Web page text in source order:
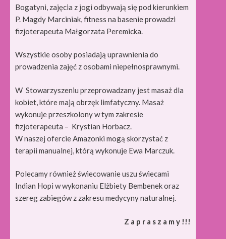
Bogatyni, zajęcia z jogi odbywają się pod kierunkiem
P. Magdy Marciniak, fitness na basenie prowadzi
fizjoterapeuta Małgorzata Peremicka.
Wszystkie osoby posiadają uprawnienia do
prowadzenia zajęć z osobami niepełnosprawnymi.
W Stowarzyszeniu przeprowadzany jest masaż dla
kobiet, które mają obrzęk limfatyczny. Masaż
wykonuje przeszkolony w tym zakresie
fizjoterapeuta – Krystian Horbacz.
W naszej ofercie Amazonki mogą skorzystać z
terapii manualnej, którą wykonuje Ewa Marczuk.
Polecamy również świecowanie uszu świecami
Indian Hopi w wykonaniu Elżbiety Bembenek oraz
szereg zabiegów z zakresu medycyny naturalnej.
Z a p r a s z a m y !!!